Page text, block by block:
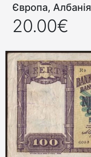
Європа, Албанія
20.00€